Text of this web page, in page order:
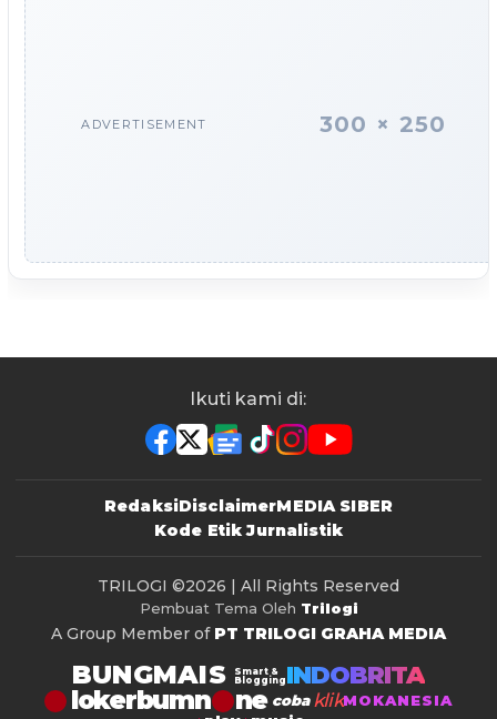
ADVERTISEMENT 300 × 250
Ikuti kami di:
RedaksiDisclaimerMEDIA SIBER
Kode Etik Jurnalistik
TRILOGI ©2026 | All Rights Reserved
Pembuat Tema Oleh Trilogi
A Group Member of PT TRILOGI GRAHA MEDIA
BUNGMAIS
Smart &
Blogging INDOBRITA
lokerbumn coba klikMOKANESIA